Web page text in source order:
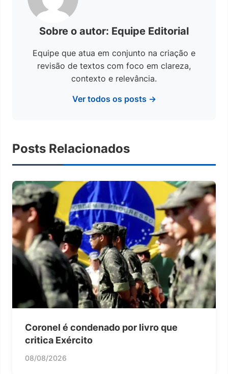
Sobre o autor: Equipe Editorial
Equipe que atua em conjunto na criação e
revisão de textos com foco em clareza,
contexto e relevância.
Ver todos os posts →
Posts Relacionados
Coronel é condenado por livro que
critica Exército
08/08/2026